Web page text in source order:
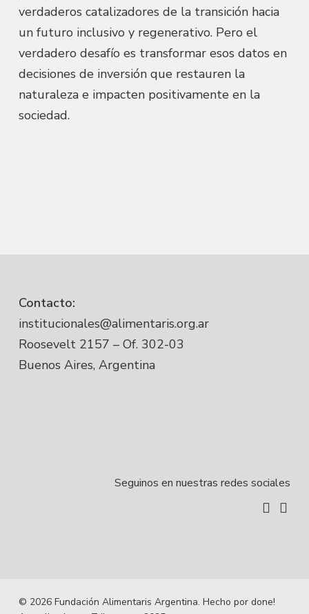
verdaderos catalizadores de la transición hacia
un futuro inclusivo y regenerativo. Pero el
verdadero desafío es transformar esos datos en
decisiones de inversión que restauren la
naturaleza e impacten positivamente en la
sociedad.
Contacto:
institucionales@alimentaris.org.ar
Roosevelt 2157 – Of. 302-03
Buenos Aires, Argentina
Seguinos en nuestras redes sociales
© 2026 Fundación Alimentaris Argentina. Hecho por done!